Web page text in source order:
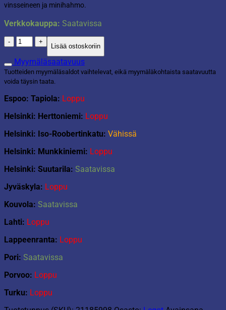
vinsseineen ja minihahmo.
Verkkokauppa: Saatavissa
Lego®
City
60447
Nelivetoinen
vuoristomaastoauto
määrä
Lisää ostoskoriin
Myymäläsaatavuus
Tuotteiden myymäläsaldot vaihtelevat, eikä myymäläkohtaista saatavuutta
voida täysin taata.
Espoo: Tapiola: Loppu
Helsinki: Herttoniemi: Loppu
Helsinki: Iso-Roobertinkatu: Vähissä
Helsinki: Munkkiniemi: Loppu
Helsinki: Suutarila: Saatavissa
Jyväskyla: Loppu
Kouvola: Saatavissa
Lahti: Loppu
Lappeenranta: Loppu
Pori: Saatavissa
Porvoo: Loppu
Turku: Loppu